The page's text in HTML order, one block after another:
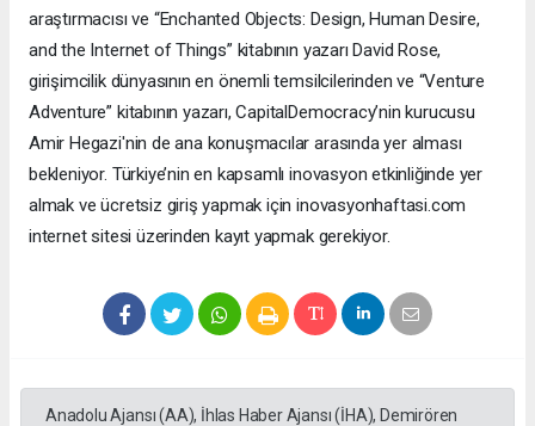
araştırmacısı ve “Enchanted Objects: Design, Human Desire,
and the Internet of Things” kitabının yazarı David Rose,
girişimcilik dünyasının en önemli temsilcilerinden ve “Venture
Adventure” kitabının yazarı, CapitalDemocracy’nin kurucusu
Amir Hegazi'nin de ana konuşmacılar arasında yer alması
bekleniyor. Türkiye’nin en kapsamlı inovasyon etkinliğinde yer
almak ve ücretsiz giriş yapmak için inovasyonhaftasi.com
internet sitesi üzerinden kayıt yapmak gerekiyor.
Anadolu Ajansı (AA), İhlas Haber Ajansı (İHA), Demirören